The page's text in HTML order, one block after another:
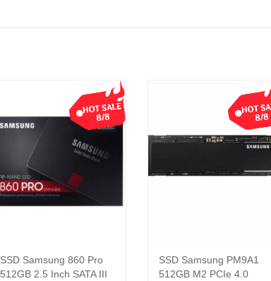
Thêm vào giỏ hàng
SSD Samsung 860 Pro
512GB 2.5 Inch SATA III
Thêm vào giỏ hàng
SSD Samsung PM9A1
512GB M2 PCIe 4.0